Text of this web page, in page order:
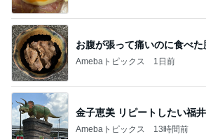
お腹が張って痛いのに食べた
Amebaトピックス 1日前
金子恵美 リピートしたい福
Amebaトピックス 13時間前